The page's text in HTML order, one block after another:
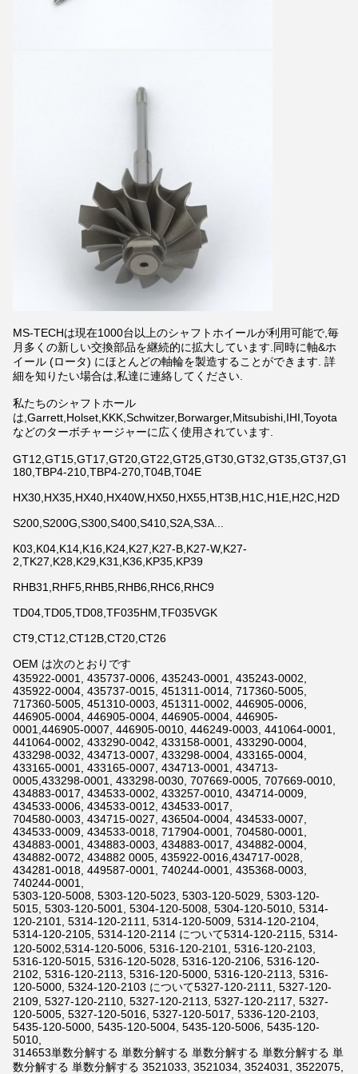
MS-TECHは現在1000台以上のシャフトホイールが利用可能で,毎
月多くの新しい交換部品を継続的に拡大しています.同時に軸&ホ
イール (ロータ) にほとんどの軸輪を製造することができます. 詳
細を知りたい場合は,私達に連絡してください.
私たちのシャフトホール
は,Garrett,Holset,KKK,Schwitzer,Borwarger,Mitsubishi,IHI,Toyota
などのターボチャージャーに広く使用されています.
180,TBP4-210,TBP4-270,T04B,T04E
HX30,HX35,HX40,HX40W,HX50,HX55,HT3B,H1C,H1E,H2C,H2D
S200,S200G,S300,S400,S410,S2A,S3A...
K03,K04,K14,K16,K24,K27,K27-B,K27-W,K27-
2,TK27,K28,K29,K31,K36,KP35,KP39
RHB31,RHF5,RHB5,RHB6,RHC6,RHC9
TD04,TD05,TD08,TF035HM,TF035VGK
CT9,CT12,CT12B,CT20,CT26
OEM は次のとおりです
435922-0001, 435737-0006, 435243-0001, 435243-0002,
435922-0004, 435737-0015, 451311-0014, 717360-5005,
717360-5005, 451310-0003, 451311-0002, 446905-0006,
446905-0004, 446905-0004, 446905-0004, 446905-
0001,446905-0007, 446905-0010, 446249-0003, 441064-0001,
441064-0002, 433290-0042, 433158-0001, 433290-0004,
433298-0032, 434713-0007, 433298-0004, 433165-0004,
433165-0001, 433165-0007, 434713-0001, 434713-
0005,433298-0001, 433298-0030, 707669-0005, 707669-0010,
434883-0017, 434533-0002, 433257-0010, 434714-0009,
434533-0006, 434533-0012, 434533-0017,
704580-0003, 434715-0027, 436504-0004, 434533-0007,
434533-0009, 434533-0018, 717904-0001, 704580-0001,
434883-0001, 434883-0003, 434883-0017, 434882-0004,
434882-0072, 434882 0005, 435922-0016,434717-0028,
434281-0018, 449587-0001, 740244-0001, 435368-0003,
740244-0001,
5303-120-5008, 5303-120-5023, 5303-120-5029, 5303-120-
5015, 5303-120-5001, 5304-120-5008, 5304-120-5010, 5314-
120-2101, 5314-120-2111, 5314-120-5009, 5314-120-2104,
5314-120-2105, 5314-120-2114 について5314-120-2115, 5314-
120-5002,5314-120-5006, 5316-120-2101, 5316-120-2103,
5316-120-5015, 5316-120-5028, 5316-120-2106, 5316-120-
2102, 5316-120-2113, 5316-120-5000, 5316-120-2113, 5316-
120-5000, 5324-120-2103 について5327-120-2111, 5327-120-
2109, 5327-120-2110, 5327-120-2113, 5327-120-2117, 5327-
120-5005, 5327-120-5016, 5327-120-5017, 5336-120-2103,
5435-120-5000, 5435-120-5004, 5435-120-5006, 5435-120-
5010,
314653単数分解する 単数分解する 単数分解する 単数分解する 単
数分解する 単数分解する 3521033, 3521034, 3524031, 3522075,